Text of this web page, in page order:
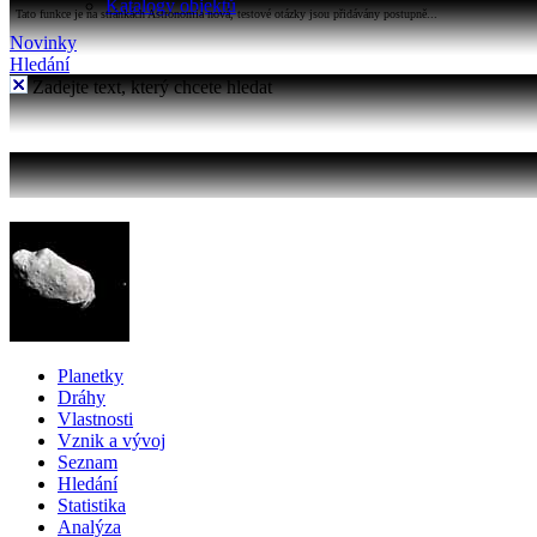
Katalogy objektů
Tato funkce je na stránkách Astronomia nová, testové otázky jsou přidávány postupně...
Novinky
Hledání
Zadejte text, který chcete hledat
Planetky
Dráhy
Vlastnosti
Vznik a vývoj
Seznam
Hledání
Statistika
Analýza